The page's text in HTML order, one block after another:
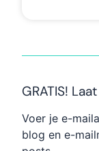
GRATIS!
Voer je e-
blog en e-